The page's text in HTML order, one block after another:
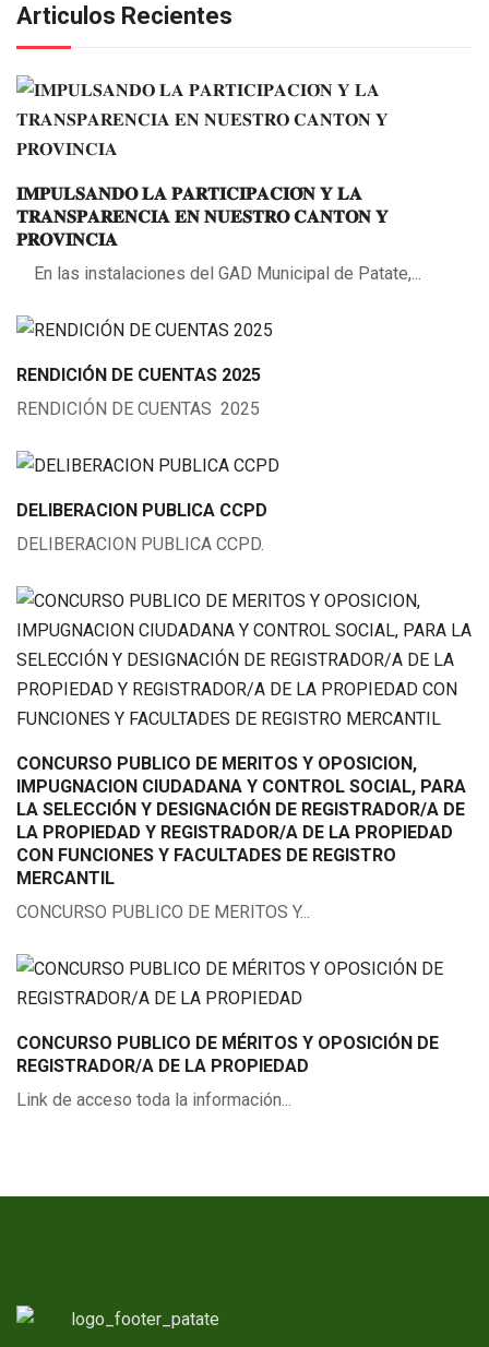
Articulos Recientes
𝐈𝐌𝐏𝐔𝐋𝐒𝐀𝐍𝐃𝐎 𝐋𝐀 𝐏𝐀𝐑𝐓𝐈𝐂𝐈𝐏𝐀𝐂𝐈𝐎́𝐍 𝐘 𝐋𝐀
𝐓𝐑𝐀𝐍𝐒𝐏𝐀𝐑𝐄𝐍𝐂𝐈𝐀 𝐄𝐍 𝐍𝐔𝐄𝐒𝐓𝐑𝐎 𝐂𝐀𝐍𝐓𝐎𝐍 𝐘
𝐏𝐑𝐎𝐕𝐈𝐍𝐂𝐈𝐀
En las instalaciones del GAD Municipal de Patate,...
RENDICIÓN DE CUENTAS 2025
RENDICIÓN DE CUENTAS 2025
DELIBERACION PUBLICA CCPD
DELIBERACION PUBLICA CCPD.
CONCURSO PUBLICO DE MERITOS Y OPOSICION,
IMPUGNACION CIUDADANA Y CONTROL SOCIAL, PARA
LA SELECCIÓN Y DESIGNACIÓN DE REGISTRADOR/A DE
LA PROPIEDAD Y REGISTRADOR/A DE LA PROPIEDAD
CON FUNCIONES Y FACULTADES DE REGISTRO
MERCANTIL
CONCURSO PUBLICO DE MERITOS Y...
CONCURSO PUBLICO DE MÉRITOS Y OPOSICIÓN DE
REGISTRADOR/A DE LA PROPIEDAD
Link de acceso toda la información...